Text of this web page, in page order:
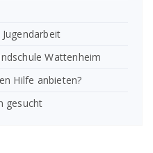
Wattenheim
Hilfe anbieten?
gesucht